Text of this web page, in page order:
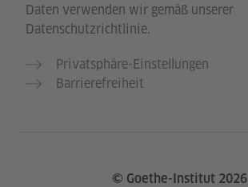
Daten verwenden wir gemäß unserer
Datenschutzrichtlinie.
Privatsphäre-Einstellungen
Barrierefreiheit
© Goethe-Institut 2026